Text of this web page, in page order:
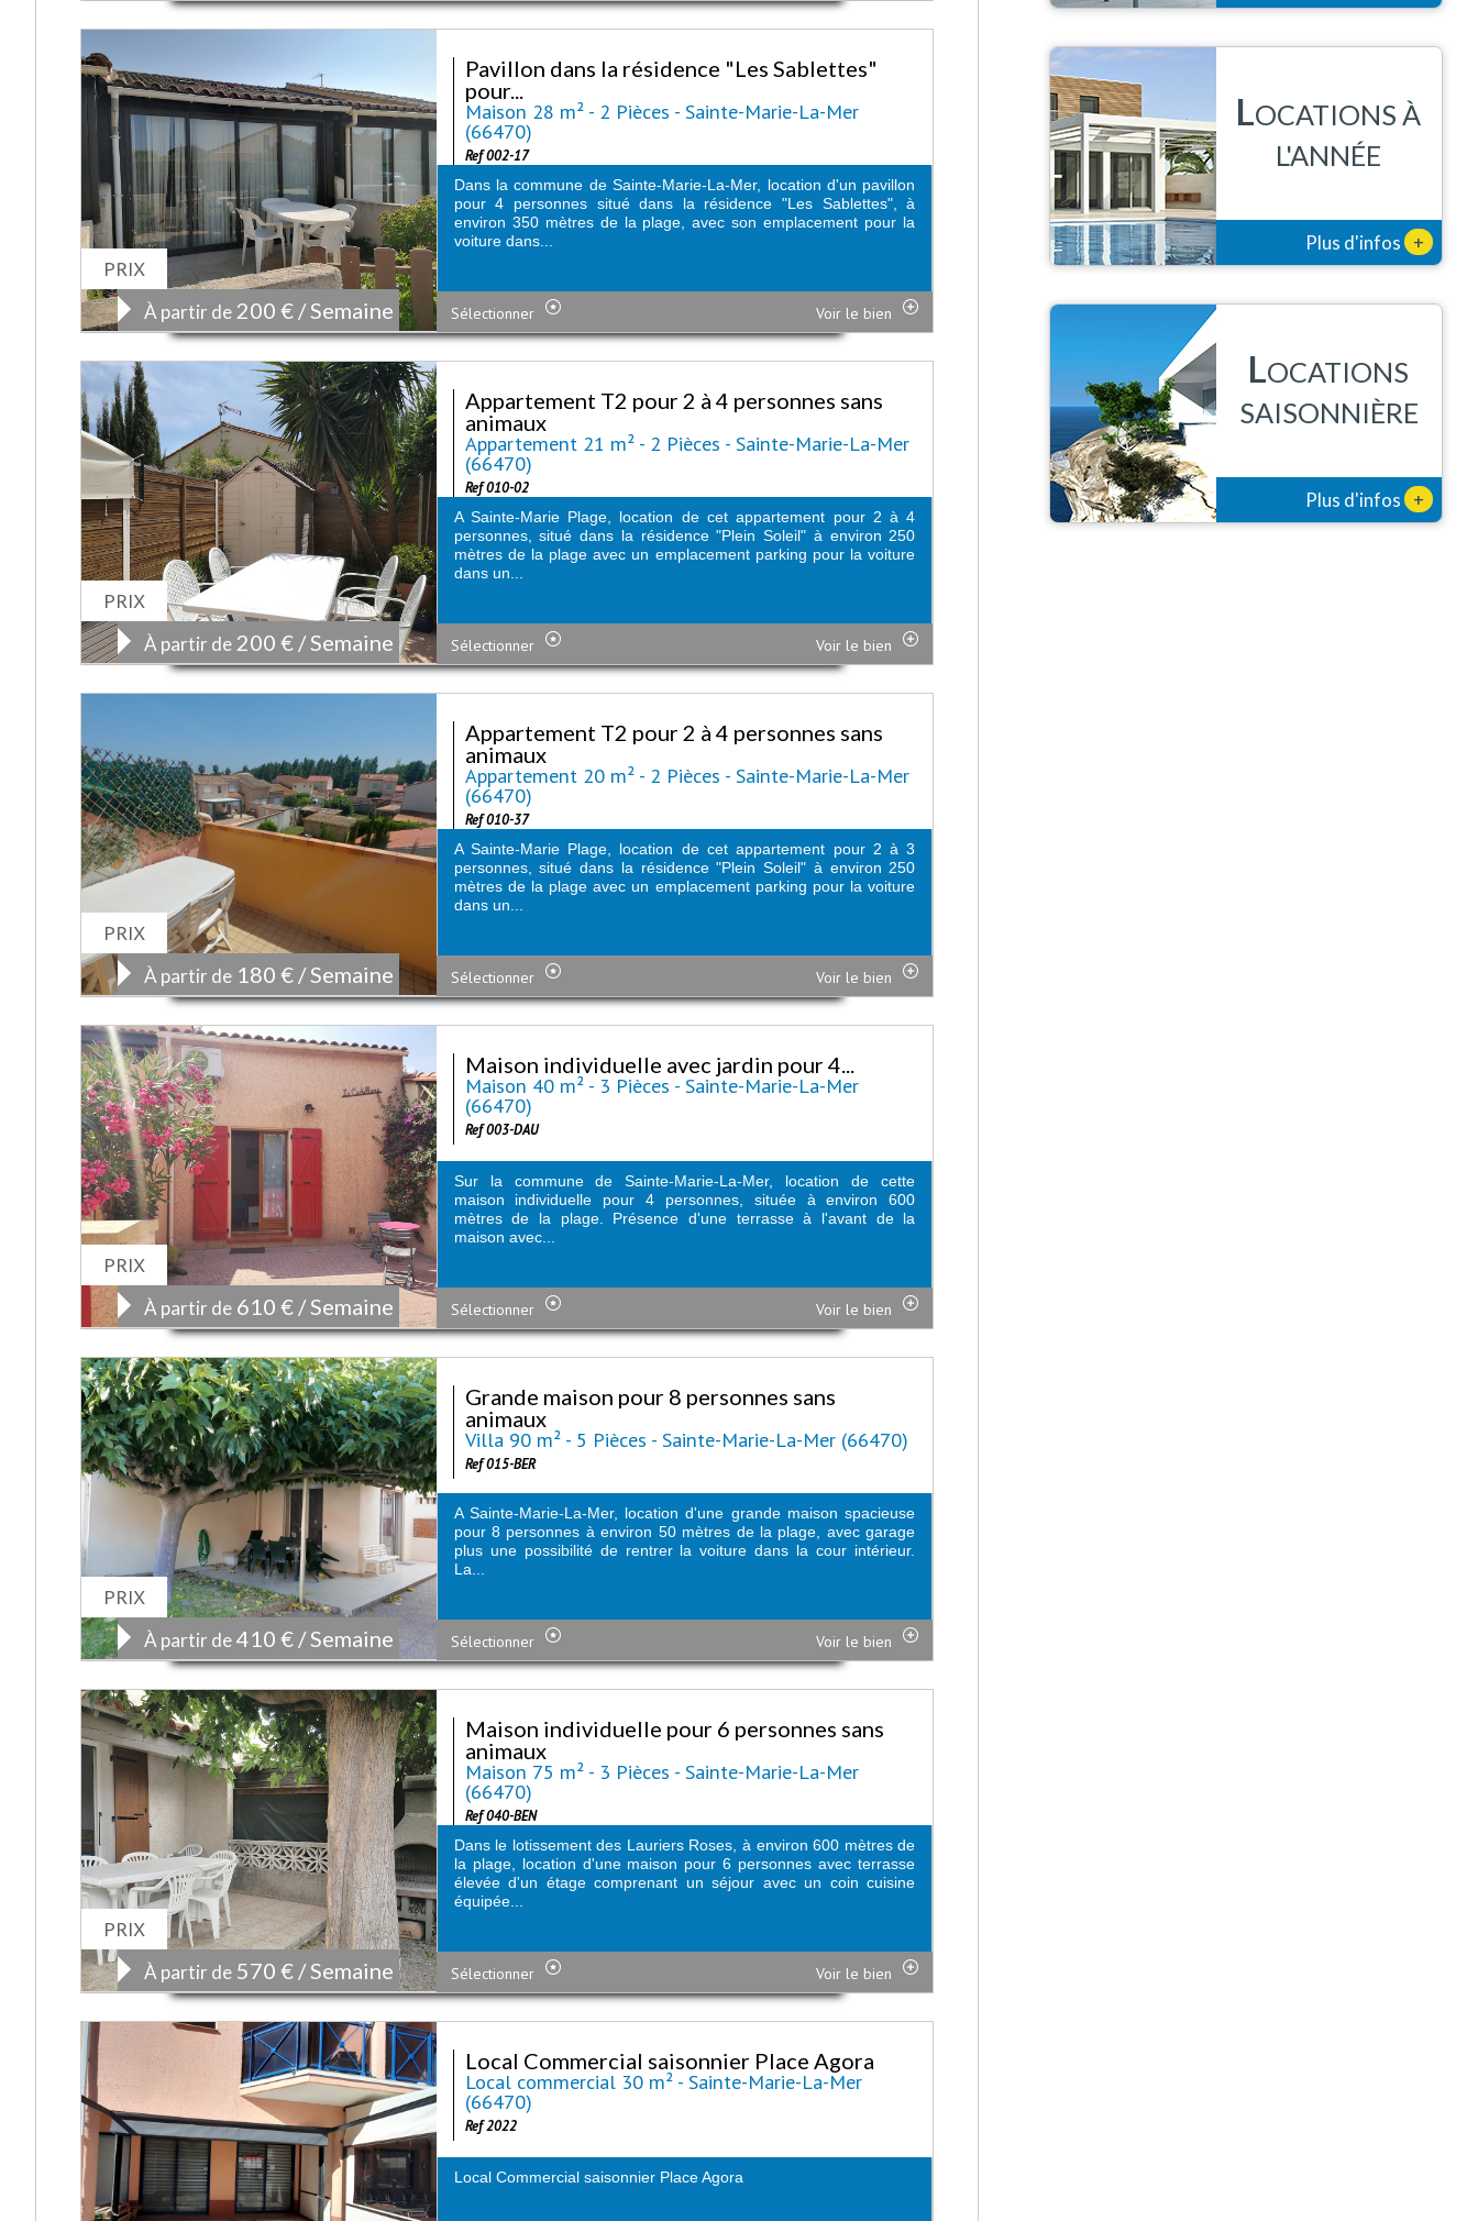
PRIX
À partir de 200 € / Semaine
Pavillon dans la résidence "Les Sablettes"
pour...
Maison 28 m² - 2 Pièces - Sainte-Marie-La-Mer
(66470)
Ref 002-17
Dans la commune de Sainte-Marie-La-Mer, location d'un pavillon
pour 4 personnes situé dans la résidence "Les Sablettes", à
environ 350 mètres de la plage, avec son emplacement pour la
voiture dans...
Sélectionner Voir le bien
PRIX
À partir de 200 € / Semaine
Appartement T2 pour 2 à 4 personnes sans
animaux
Appartement 21 m² - 2 Pièces - Sainte-Marie-La-Mer
(66470)
Ref 010-02
A Sainte-Marie Plage, location de cet appartement pour 2 à 4
personnes, situé dans la résidence "Plein Soleil" à environ 250
mètres de la plage avec un emplacement parking pour la voiture
dans un...
Sélectionner Voir le bien
PRIX
À partir de 180 € / Semaine
Appartement T2 pour 2 à 4 personnes sans
animaux
Appartement 20 m² - 2 Pièces - Sainte-Marie-La-Mer
(66470)
Ref 010-37
A Sainte-Marie Plage, location de cet appartement pour 2 à 3
personnes, situé dans la résidence "Plein Soleil" à environ 250
mètres de la plage avec un emplacement parking pour la voiture
dans un...
Sélectionner Voir le bien
PRIX
À partir de 610 € / Semaine
Maison individuelle avec jardin pour 4...
Maison 40 m² - 3 Pièces - Sainte-Marie-La-Mer
(66470)
Ref 003-DAU
Sur la commune de Sainte-Marie-La-Mer, location de cette
maison individuelle pour 4 personnes, située à environ 600
mètres de la plage. Présence d'une terrasse à l'avant de la
maison avec...
Sélectionner Voir le bien
PRIX
À partir de410 € / Semaine
Grande maison pour 8 personnes sans
animaux
Villa 90 m² - 5 Pièces - Sainte-Marie-La-Mer (66470)
Ref 015-BER
A Sainte-Marie-La-Mer, location d'une grande maison spacieuse
pour 8 personnes à environ 50 mètres de la plage, avec garage
plus une possibilité de rentrer la voiture dans la cour intérieur.
La...
Sélectionner Voir le bien
PRIX
À partir de 570 € / Semaine
Maison individuelle pour 6 personnes sans
animaux
Maison 75 m² - 3 Pièces - Sainte-Marie-La-Mer
(66470)
Ref 040-BEN
Dans le lotissement des Lauriers Roses, à environ 600 mètres de
la plage, location d'une maison pour 6 personnes avec terrasse
élevée d'un étage comprenant un séjour avec un coin cuisine
équipée...
Sélectionner Voir le bien
Local Commercial saisonnier Place Agora
Local commercial 30 m² - Sainte-Marie-La-Mer
(66470)
Ref 2022
Local Commercial saisonnier Place Agora
LOCATIONS À
L'ANNÉE
Plus d'infos +
LOCATIONS
SAISONNIÈRE
Plus d'infos +